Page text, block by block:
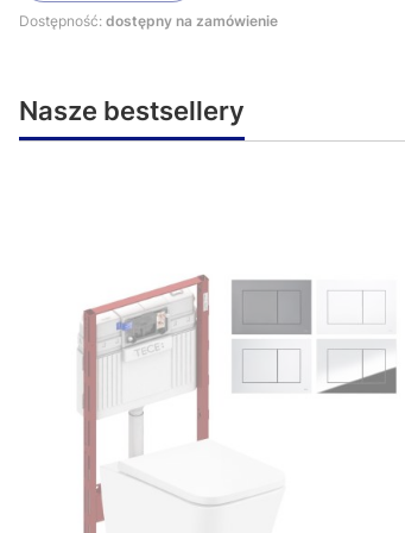
Dostępność: dostępny na zamówienie
Nasze bestsellery